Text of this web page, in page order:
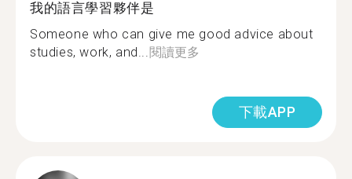
我的語言學習夥伴是
Someone who can give me good advice about
studies, work, and...閱讀更多
下載APP